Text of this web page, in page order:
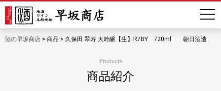
酒の早坂商店 > 商品 > 久保田 翠寿 大吟醸【生】R7BY 720ml 朝日酒造
Products
商品紹介